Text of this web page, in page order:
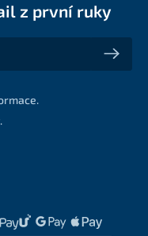
z první ruky